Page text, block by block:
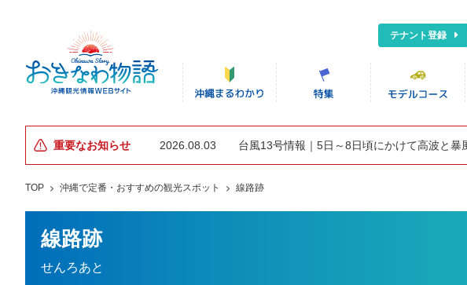
テナント登録
重要なお知らせ 2026.08.03 台風13号情報｜5日～8日頃にかけて高波と暴
TOP 沖縄で定番・おすすめの観光スポット 線路跡
線路跡
せんろあと